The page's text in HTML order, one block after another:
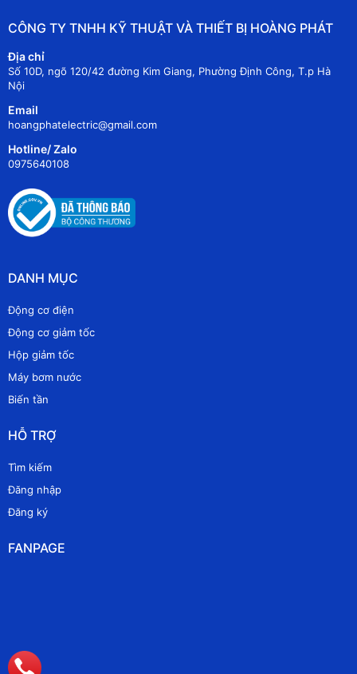
CÔNG TY TNHH KỸ THUẬT VÀ THIẾT BỊ HOÀNG PHÁT
Địa chỉ
Số 10D, ngõ 120/42 đường Kim Giang, Phường Định Công, T.p Hà
Nội
Email
hoangphatelectric@gmail.com
Hotline/ Zalo
0975640108
DANH MỤC
Động cơ điện
Động cơ giảm tốc
Hộp giảm tốc
Máy bơm nước
Biến tần
HỖ TRỢ
Tìm kiếm
Đăng nhập
Đăng ký
FANPAGE